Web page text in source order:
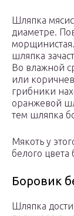
Шляпка
диаметре.
шляпка
Во влажной
или
грибники
оранжевой
тем шляпка
Мякоть у
белого цвета
Боровик
Шляпка